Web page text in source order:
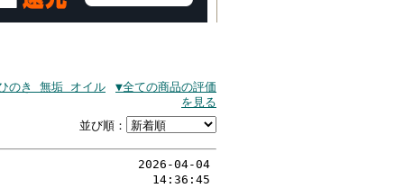
のき 無垢 オイル
▼全ての商品の評価
を見る
並び順：
2026-04-04
14:36:45